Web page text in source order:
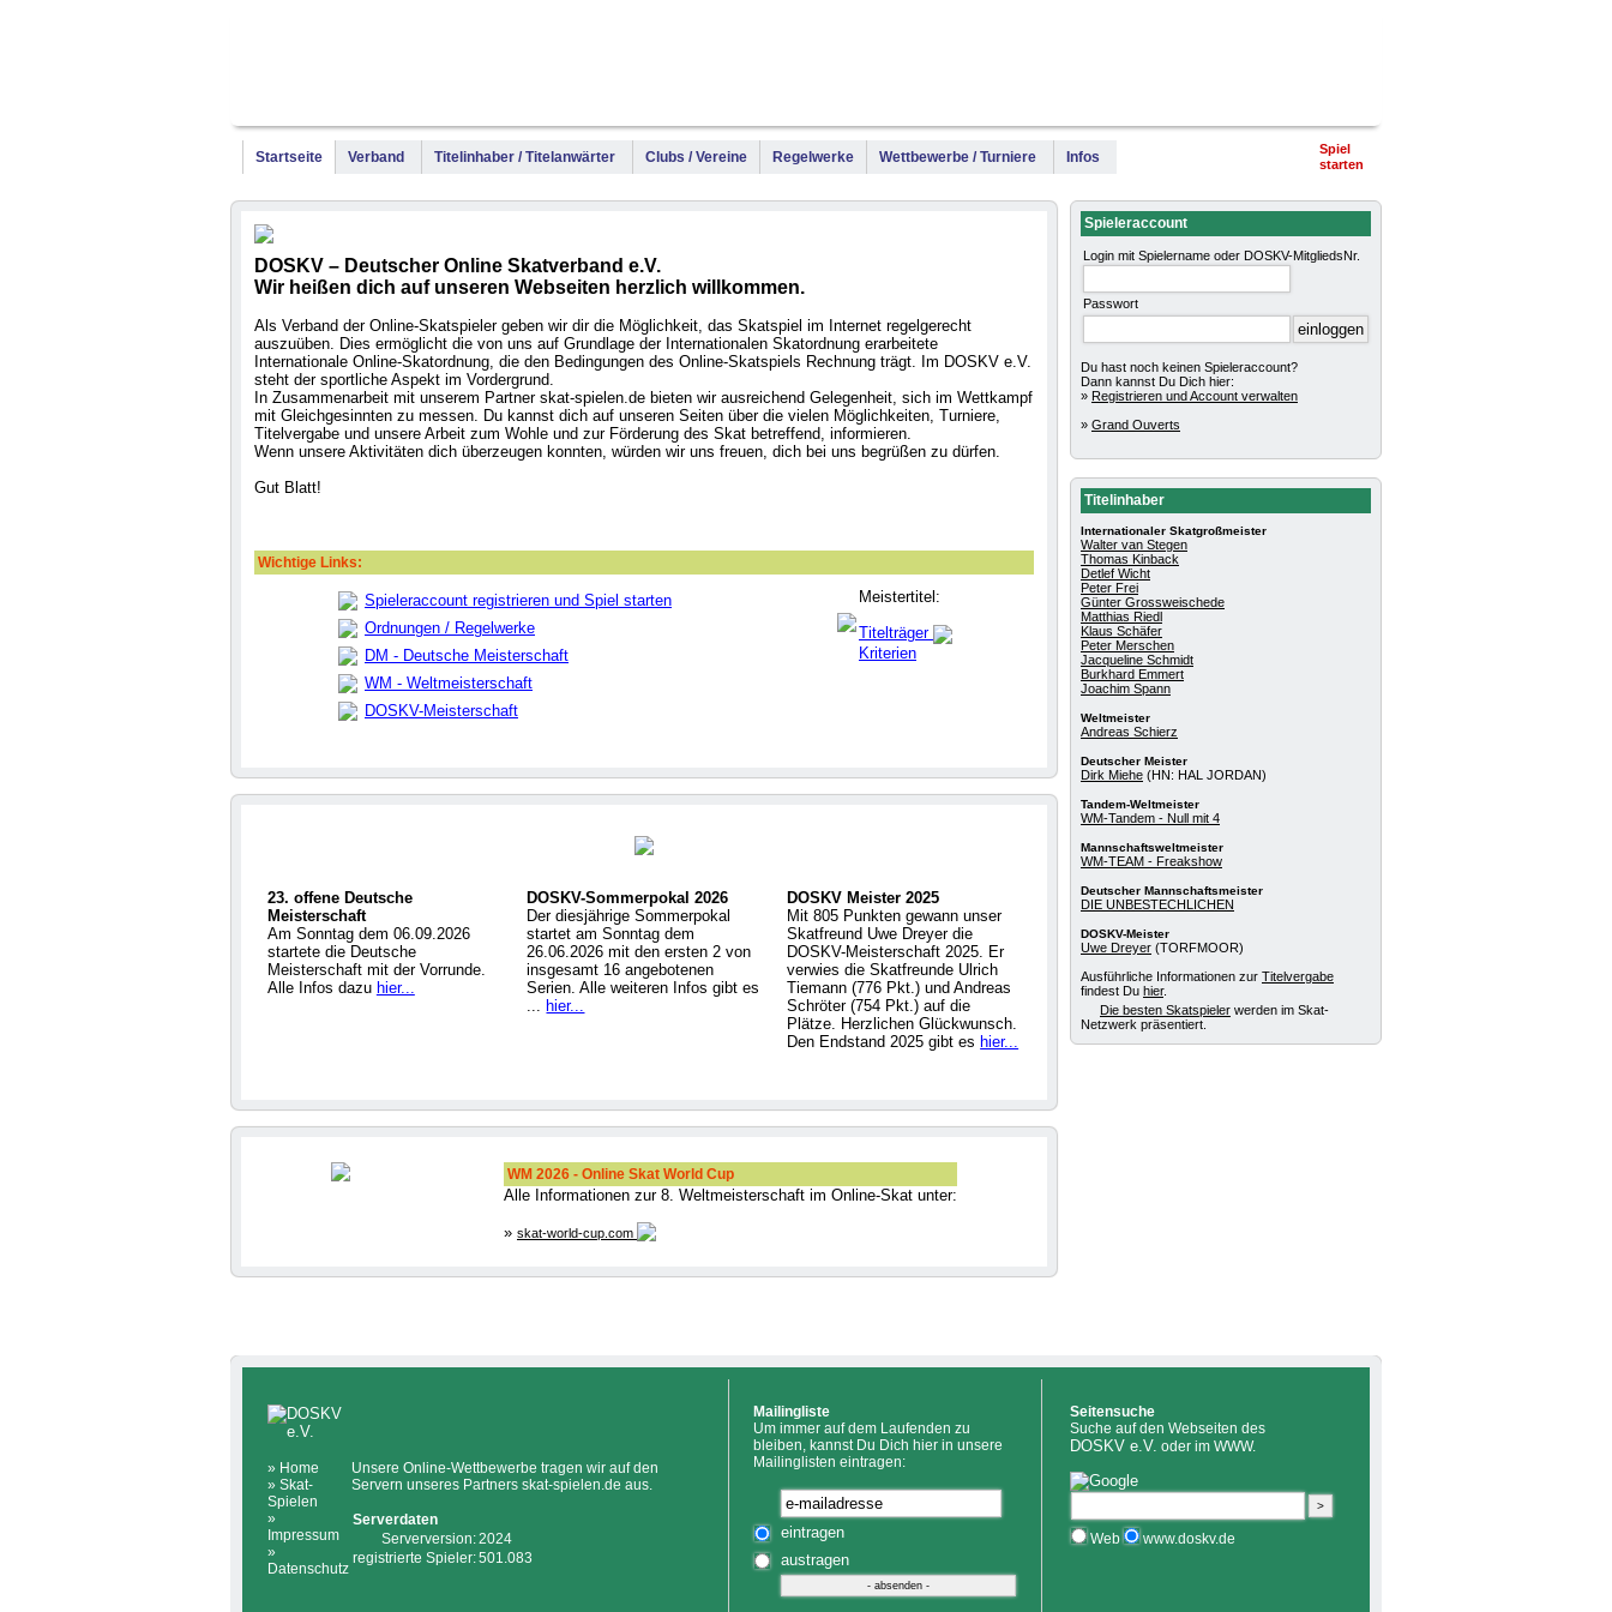
Startseite Verband Titelinhaber / Titelanwärter Clubs / Vereine Regelwerke Wettbewerbe / Turniere Infos
Spiel
starten
DOSKV – Deutscher Online Skatverband e.V.
Wir heißen dich auf unseren Webseiten herzlich willkommen.
Als Verband der Online-Skatspieler geben wir dir die Möglichkeit, das Skatspiel im Internet regelgerecht
auszuüben. Dies ermöglicht die von uns auf Grundlage der Internationalen Skatordnung erarbeitete
Internationale Online-Skatordnung, die den Bedingungen des Online-Skatspiels Rechnung trägt. Im DOSKV e.V.
steht der sportliche Aspekt im Vordergrund.
In Zusammenarbeit mit unserem Partner skat-spielen.de bieten wir ausreichend Gelegenheit, sich im Wettkampf
mit Gleichgesinnten zu messen. Du kannst dich auf unseren Seiten über die vielen Möglichkeiten, Turniere,
Titelvergabe und unsere Arbeit zum Wohle und zur Förderung des Skat betreffend, informieren.
Wenn unsere Aktivitäten dich überzeugen konnten, würden wir uns freuen, dich bei uns begrüßen zu dürfen.
Gut Blatt!
Wichtige Links:
Spieleraccount registrieren und Spiel starten
Ordnungen / Regelwerke
DM - Deutsche Meisterschaft
WM - Weltmeisterschaft
DOSKV-Meisterschaft
Meistertitel:
Titelträger
Kriterien
23. offene Deutsche
Meisterschaft
Am Sonntag dem 06.09.2026
startete die Deutsche
Meisterschaft mit der Vorrunde.
Alle Infos dazu hier...
DOSKV-Sommerpokal 2026
Der diesjährige Sommerpokal
startet am Sonntag dem
26.06.2026 mit den ersten 2 von
insgesamt 16 angebotenen
Serien. Alle weiteren Infos gibt es
... hier...
DOSKV Meister 2025
Mit 805 Punkten gewann unser
Skatfreund Uwe Dreyer die
DOSKV-Meisterschaft 2025. Er
verwies die Skatfreunde Ulrich
Tiemann (776 Pkt.) und Andreas
Schröter (754 Pkt.) auf die
Plätze. Herzlichen Glückwunsch.
Den Endstand 2025 gibt es hier...
WM 2026 - Online Skat World Cup
Alle Informationen zur 8. Weltmeisterschaft im Online-Skat unter:
» skat-world-cup.com
Spieleraccount
Login mit Spielername oder DOSKV-MitgliedsNr.
Passwort
Du hast noch keinen Spieleraccount?
Dann kannst Du Dich hier:
» Registrieren und Account verwalten
» Grand Ouverts
Titelinhaber
Internationaler Skatgroßmeister
Walter van Stegen
Thomas Kinback
Detlef Wicht
Peter Frei
Günter Grossweischede
Matthias Riedl
Klaus Schäfer
Peter Merschen
Jacqueline Schmidt
Burkhard Emmert
Joachim Spann
Weltmeister
Andreas Schierz
Deutscher Meister
Dirk Miehe (HN: HAL JORDAN)
Tandem-Weltmeister
WM-Tandem - Null mit 4
Mannschaftsweltmeister
WM-TEAM - Freakshow
Deutscher Mannschaftsmeister
DIE UNBESTECHLICHEN
DOSKV-Meister
Uwe Dreyer (TORFMOOR)
Ausführliche Informationen zur Titelvergabe
findest Du hier.
Die besten Skatspieler werden im Skat-
Netzwerk präsentiert.
» Home
» Skat-
Spielen
»
Impressum
»
Datenschutz
Unsere Online-Wettbewerbe tragen wir auf den
Servern unseres Partners skat-spielen.de aus.
Serverdaten
Serverversion:2024
registrierte Spieler:501.083
Mailingliste
Um immer auf dem Laufenden zu
bleiben, kannst Du Dich hier in unsere
Mailinglisten eintragen:
eintragen
austragen
Seitensuche
Suche auf den Webseiten des
DOSKV e.V. oder im WWW.
Web www.doskv.de